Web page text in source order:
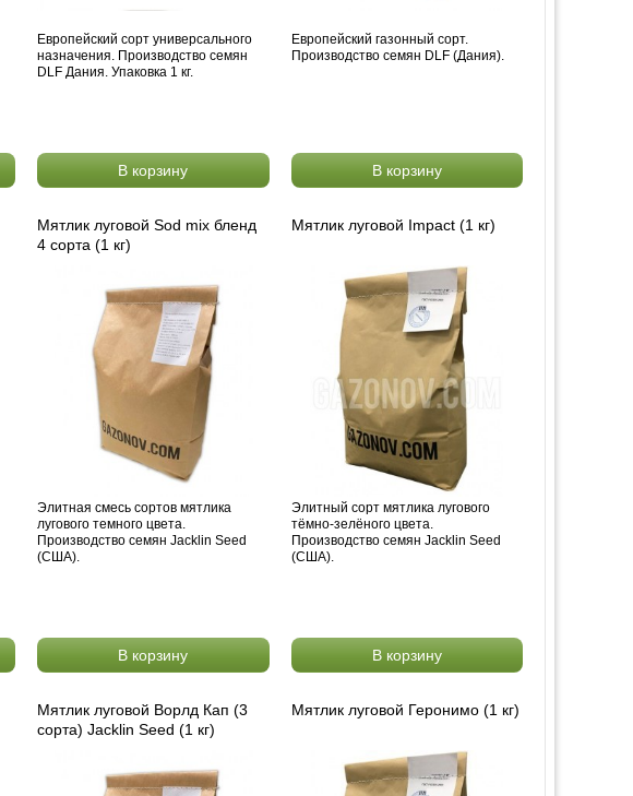
Европейский сорт универсального
назначения. Производство семян
DLF Дания. Упаковка 1 кг.
В корзину
Европейский газонный сорт.
Производство семян DLF (Дания).
В корзину
Мятлик луговой Sod mix бленд
4 сорта (1 кг)
Элитная смесь сортов мятлика
лугового темного цвета.
Производство семян Jacklin Seed
(США).
В корзину
Мятлик луговой Impact (1 кг)
Элитный сорт мятлика лугового
тёмно-зелёного цвета.
Производство семян Jacklin Seed
(США).
В корзину
Мятлик луговой Ворлд Кап (3
сорта) Jacklin Seed (1 кг)
Мятлик луговой Геронимо (1 кг)